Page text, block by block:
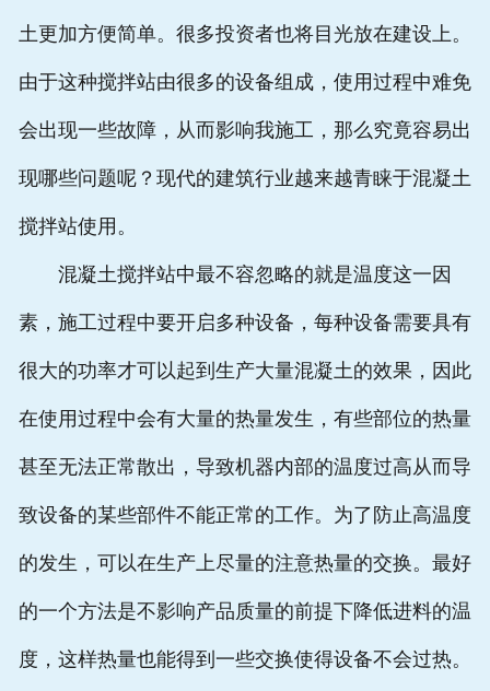
土更加方便简单。很多投资者也将目光放在建设上。
由于这种搅拌站由很多的设备组成，使用过程中难免
会出现一些故障，从而影响我施工，那么究竟容易出
现哪些问题呢？现代的建筑行业越来越青睐于混凝土
搅拌站使用。
混凝土搅拌站中最不容忽略的就是温度这一因
素，施工过程中要开启多种设备，每种设备需要具有
很大的功率才可以起到生产大量混凝土的效果，因此
在使用过程中会有大量的热量发生，有些部位的热量
甚至无法正常散出，导致机器内部的温度过高从而导
致设备的某些部件不能正常的工作。为了防止高温度
的发生，可以在生产上尽量的注意热量的交换。最好
的一个方法是不影响产品质量的前提下降低进料的温
度，这样热量也能得到一些交换使得设备不会过热。